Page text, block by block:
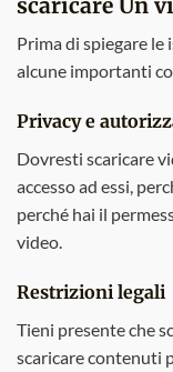
Prima di spiegare le
alcune importanti
Privacy e
Dovresti scaricare
accesso ad essi,
perché hai il
video.
Restrizioni legali
Tieni presente che
scaricare contenuti